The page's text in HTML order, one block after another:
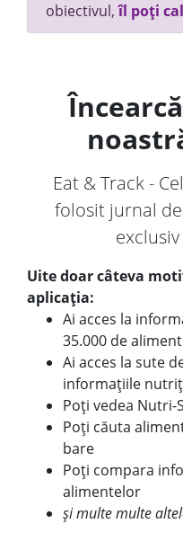
obiectivul,îl poți
Eat & Track -
folosit jurnal
Uite doar câteva
aplicația:
Ai acces la
35.000 de
Ai acces la sute
informațiile
Poți vedea
Poți căuta
bare
Poți compara
alimentelor
și multe multe